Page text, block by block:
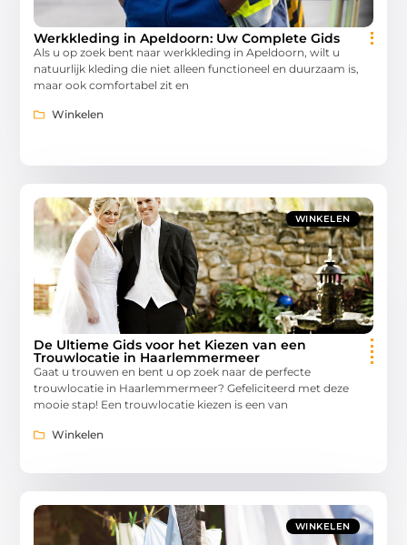
Werkkleding in Apeldoorn: Uw Complete Gids
Als u op zoek bent naar werkkleding in Apeldoorn, wilt u
natuurlijk kleding die niet alleen functioneel en duurzaam is,
maar ook comfortabel zit en
Winkelen
WINKELEN
De Ultieme Gids voor het Kiezen van een
Trouwlocatie in Haarlemmermeer
Gaat u trouwen en bent u op zoek naar de perfecte
trouwlocatie in Haarlemmermeer? Gefeliciteerd met deze
mooie stap! Een trouwlocatie kiezen is een van
Winkelen
WINKELEN